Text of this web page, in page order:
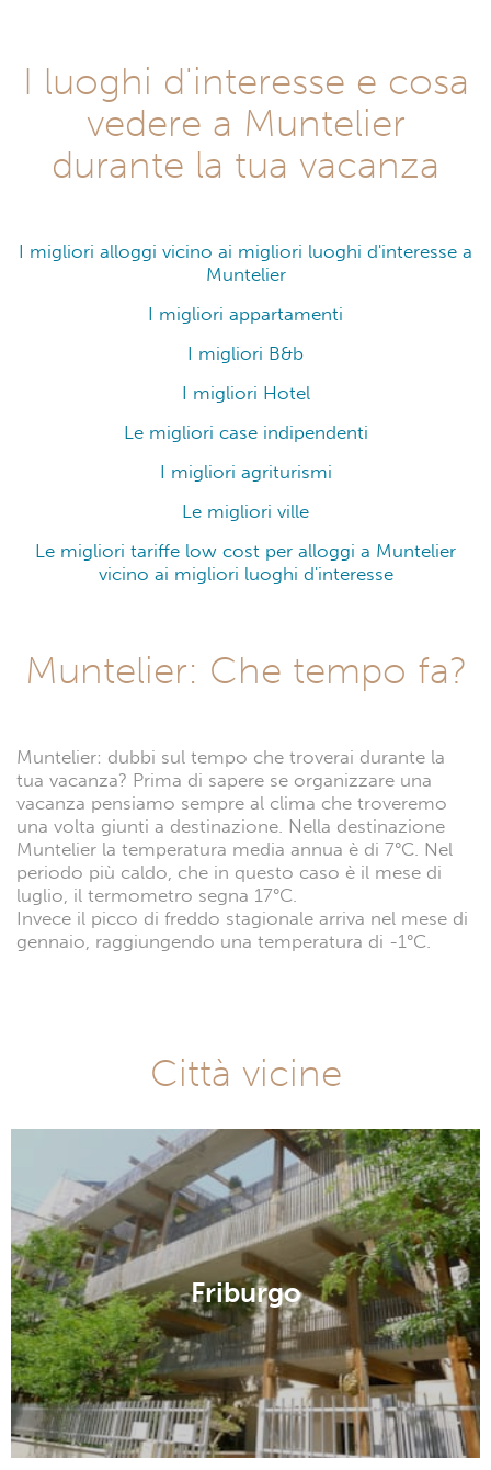
I luoghi d'interesse e cosa
vedere a Muntelier
durante la tua vacanza
I migliori alloggi vicino ai migliori luoghi d'interesse a
Muntelier
I migliori appartamenti
I migliori B&b
I migliori Hotel
Le migliori case indipendenti
I migliori agriturismi
Le migliori ville
Le migliori tariffe low cost per alloggi a Muntelier
vicino ai migliori luoghi d'interesse
Muntelier: Che tempo fa?
Muntelier: dubbi sul tempo che troverai durante la
tua vacanza? Prima di sapere se organizzare una
vacanza pensiamo sempre al clima che troveremo
una volta giunti a destinazione. Nella destinazione
Muntelier la temperatura media annua è di 7°C. Nel
periodo più caldo, che in questo caso è il mese di
luglio, il termometro segna 17°C.
Invece il picco di freddo stagionale arriva nel mese di
gennaio, raggiungendo una temperatura di -1°C.
Città vicine
Friburgo